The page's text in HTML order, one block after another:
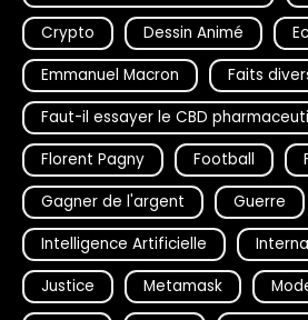
Crypto
Dessin Animé
Emmanuel Macron
Faits
Faut-il essayer le CBD
Florent Pagny
Football
Gagner de l'argent
Guerre
Intelligence Artificielle
Justice
Metamask